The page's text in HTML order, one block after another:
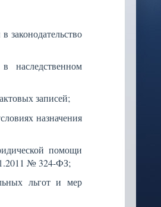
наследственном
записей;
назначения
помощи
№ 324-ФЗ;
льгот и мер